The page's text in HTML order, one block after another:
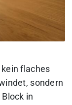
flaches
sondern
in